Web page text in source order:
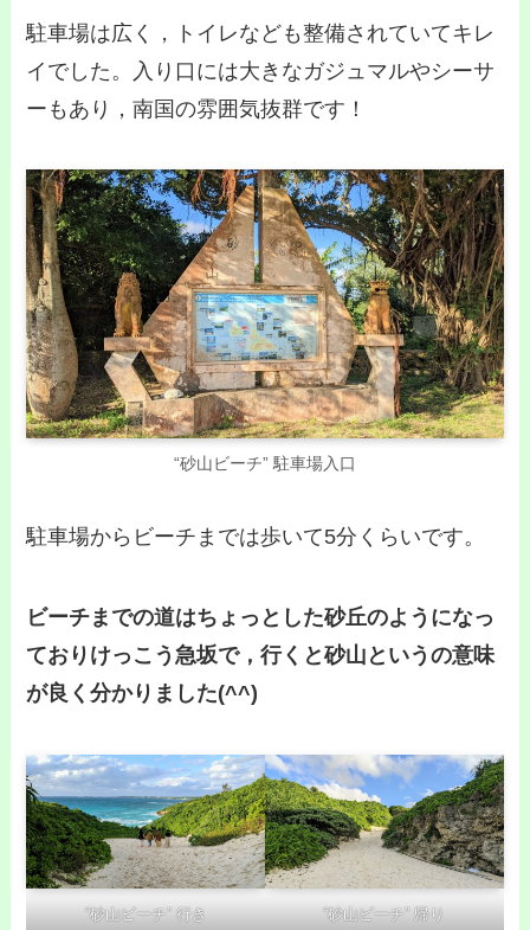
駐車場は広く，トイレなども整備されていてキレ
イでした。入り口には大きなガジュマルやシーサ
ーもあり，南国の雰囲気抜群です！
“砂山ビーチ” 駐車場入口
駐車場からビーチまでは歩いて5分くらいです。
ビーチまでの道はちょっとした砂丘のようになっ
ておりけっこう急坂で，行くと砂山というの意味
が良く分かりました(^^)
“砂山ビーチ” 行き “砂山ビーチ” 帰り